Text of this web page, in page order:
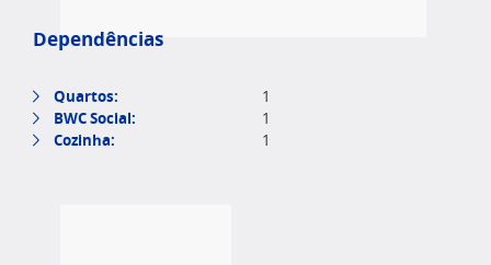
Dependências
Quartos: 1
BWC Social: 1
Cozinha: 1